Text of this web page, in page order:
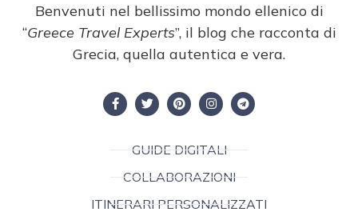
Benvenuti nel bellissimo mondo ellenico di
“Greece Travel Experts”, il blog che racconta di
Grecia, quella autentica e vera.
GUIDE DIGITALI
COLLABORAZIONI
ITINERARI PERSONALIZZATI